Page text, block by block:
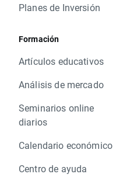
Planes de Inversión
Formación
Artículos educativos
Análisis de mercado
Seminarios online
diarios
Calendario económico
Centro de ayuda